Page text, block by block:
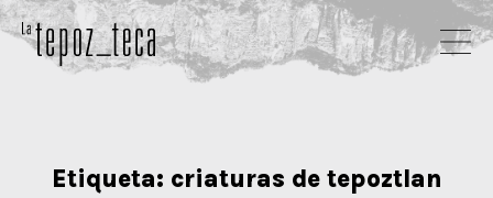
Etiqueta: criaturas de tepoztlan